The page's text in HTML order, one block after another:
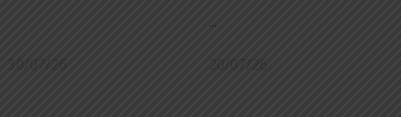
...
30/07/26 20/07/26